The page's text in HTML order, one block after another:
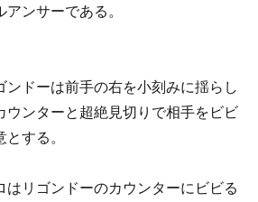
ンサーである。
ンドーは前手の右を小刻みに揺らし
ウンターと超絶見切りで相手をビビ
する。
はリゴンドーのカウンターにビビる